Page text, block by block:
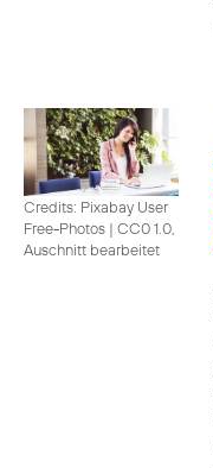
Credits: Pixabay User
Free-Photos | CC0 1.0,
Auschnitt bearbeitet